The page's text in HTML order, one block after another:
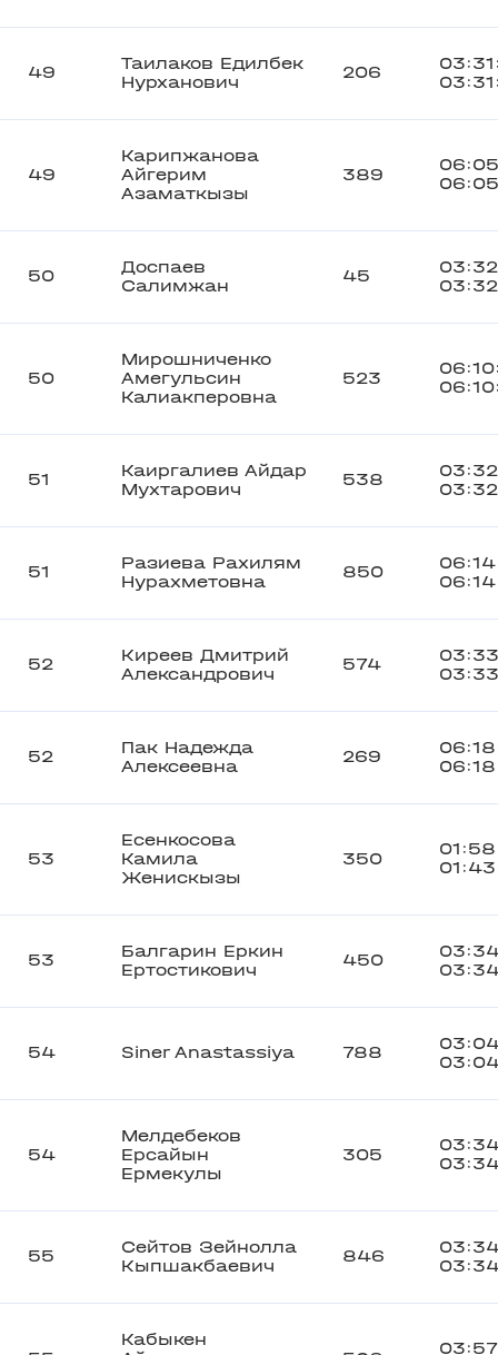
49
Таилаков Едилбек
Нурханович
206
49
Карипжанова
Айгерим
Азаматкызы
389
50
Доспаев
Салимжан
45
50
Мирошниченко
Амегульсин
Калиакперовна
523
51
Каиргалиев Айдар
Мухтарович
538
51
Разиева Рахилям
Нурахметовна
850
52
Киреев Дмитрий
Александрович
574
52
Пак Надежда
Алексеевна
269
53
Есенкосова
Камила
Женискызы
350
53
Балгарин Еркин
Ертостикович
450
54 Siner Anastassiya 788
54
Мелдебеков
Ерсайын
Ермекулы
305
55
Сейтов Зейнолла
Кыпшакбаевич
846
Кабыкен